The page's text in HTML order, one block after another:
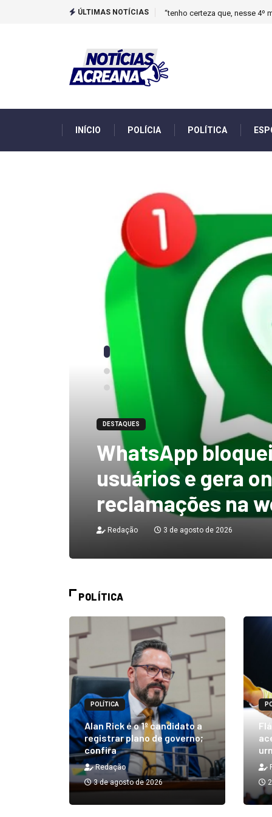
ÚLTIMAS NOTÍCIAS Novo boletim indica El Niño
INÍCIO POLÍCIA POLÍTICA
DESTAQUES
“tenho certeza
mandato, Lula
ficar no Senado”,
Redação 3 de agosto de 2026
POLÍTICA
POLÍTICA
Alan Rick é o 1º candidato a
registrar plano de governo;
confira
Redação
3 de agosto de 2026